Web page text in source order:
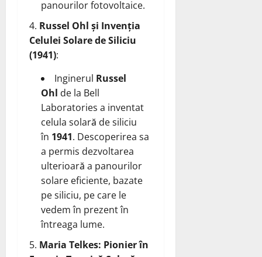
panourilor fotovoltaice.
Russel Ohl și Invenția
Celulei Solare de Siliciu
(1941):
Inginerul Russel
Ohl de la Bell
Laboratories a inventat
celula solară de siliciu
în 1941. Descoperirea sa
a permis dezvoltarea
ulterioară a panourilor
solare eficiente, bazate
pe siliciu, pe care le
vedem în prezent în
întreaga lume.
Maria Telkes: Pionier în